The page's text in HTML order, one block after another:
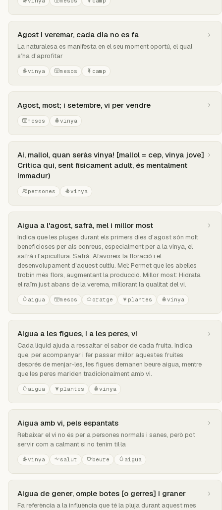
Agost i veremar, cada dia no es fa
La naturalesa es manifesta en el seu moment oportú, el qual
s’ha d’aprofitar
vinya mesos camp
Agost, most; i setembre, vi per vendre
mesos vinya
Ai, mallol, quan seràs vinya! [mallol = cep, vinya jove]
Critica qui, sent físicament adult, és mentalment
immadur)
persones vinya
Aigua a l'agost, safrà, mel i millor most
Indica que les pluges durant els primers dies d'agost són molt
beneficioses per als conreus, especialment per a la vinya, el
safrà i l'apicultura. Safrà: Afavoreix la floració i el
desenvolupament d'aquest cultiu. Mel: Permet que les abelles
trobin més flors, augmentant la producció. Millor most: Hidrata
el raïm just abans de la verema, millorant la qualitat del vi.
aigua mesos oratge plantes vinya
Aigua a les figues, i a les peres, vi
Cada líquid ajuda a ressaltar el sabor de cada fruita. Indica
que, per acompanyar i fer passar millor aquestes fruites
després de menjar-les, les figues demanen beure aigua, mentre
que les peres mariden tradicionalment amb vi.
aigua plantes vinya
Aigua amb vi, pels espantats
Rebaixar el vi no és per a persones normals i sanes, però pot
servir com a calmant si no tenim til·la
vinya salut beure aigua
Aigua de gener, omple botes [o gerres] i graner
Fa referència a la influència que té la pluja durant aquest mes